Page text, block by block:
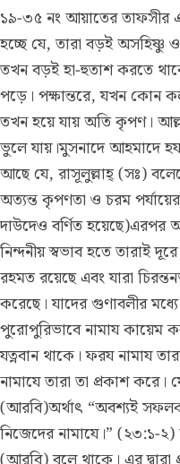
১৯-৩৫ নং আয়াতের তাফসীর
হচ্ছে যে, তারা বড়ই অসহিষ্ণু
তখন বড়ই হা-হুতাশ করতে
পড়ে। পক্ষান্তরে, যখন কোন
তখন হয়ে যায় অতি কৃপণ।
ভুলে যায়।মুসনাদে আহমাদে
আছে যে, রাসূলুল্লাহ্ (সঃ)
অত্যন্ত কৃপণতা ও চরম
দাউদেও বর্ণিত হয়েছে)এরপর
নিন্দনীয় স্বভাব হতে তারাই
রহমত রয়েছে এবং যারা
করেছে। যাদের গুণাবলীর
পুরোপুরিভাবে নামায কায়েম
যত্নবান থাকে। ফরয নামায
নামাযে তারা তা প্রকাশ করে।
(আরবি)অর্থাৎ “অবশ্যই
নিজেদের নামাযে।” (২৩:১-